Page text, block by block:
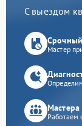
С выездом
Мастер
Мастера
Работаем